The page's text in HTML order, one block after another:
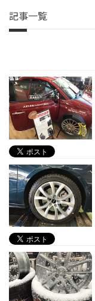
記事一覧